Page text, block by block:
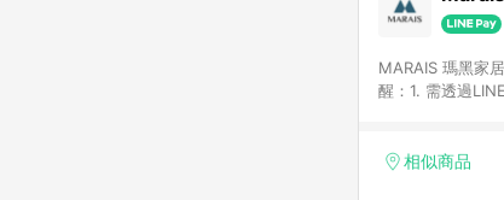
MARAIS 瑪黑家
醒：1. 需透過
相似商品